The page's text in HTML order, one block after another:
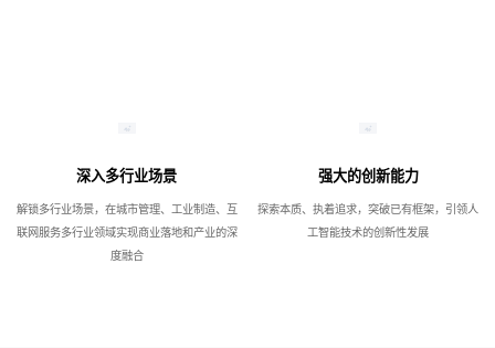
深入多行业场景
解锁多行业场景，在城市管理、工业制造、互
联网服务多行业领域实现商业落地和产业的深
度融合
强大的创新能力
探索本质、执着追求，突破已有框架，引领人
工智能技术的创新性发展